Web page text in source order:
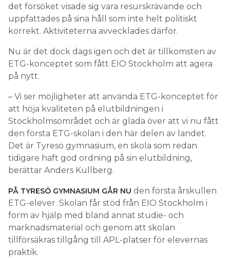
det försöket visade sig vara resurskrävande och
uppfattades på sina håll som inte helt politiskt
korrekt. Aktiviteterna avvecklades därför.
Nu är det dock dags igen och det är tillkomsten av
ETG-konceptet som fått EIO Stockholm att agera
på nytt.
– Vi ser möjligheter att använda ETG-konceptet för
att höja kvaliteten på elutbildningen i
Stockholmsområdet och är glada över att vi nu fått
den första ETG-skolan i den här delen av landet.
Det är Tyresö gymnasium, en skola som redan
tidigare haft god ordning på sin elutbildning,
berättar Anders Kullberg.
PÅ TYRESÖ GYMNASIUM GÅR NU den första årskullen
ETG-elever. Skolan får stöd från EIO Stockholm i
form av hjälp med bland annat studie- och
marknadsmaterial och genom att skolan
tillförsäkras tillgång till APL-platser för elevernas
praktik.